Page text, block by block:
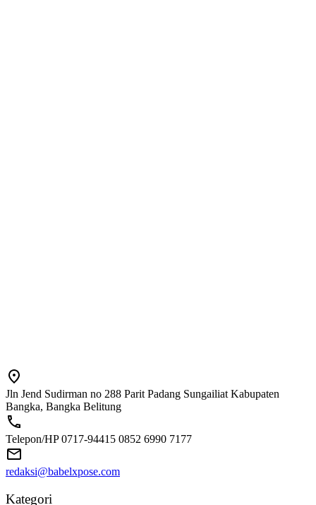
Jln Jend Sudirman no 288 Parit Padang Sungailiat Kabupaten
Bangka, Bangka Belitung
Telepon/HP 0717-94415 0852 6990 7177
redaksi@babelxpose.com
Kategori